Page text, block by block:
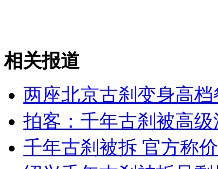
走！跟着总书记去植树
相关报道
两座北京古刹变身高
拍客：千年古刹被高
千年古刹被拆 官方称